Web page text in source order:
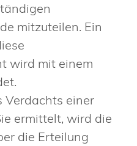
mitzuteilen. Ein
wird mit einem
Verdachts einer
ermittelt, wird die
die Erteilung